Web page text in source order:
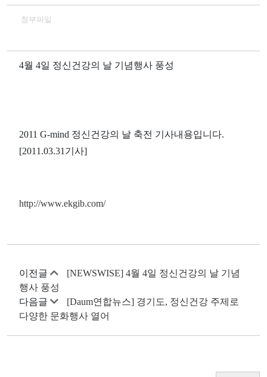
첨부파일
4월 4일 정신건강의 날 기념행사 풍성
2011 G-mind 정신건강의 날 축전 기사내용입니다.
[2011.03.31기사]
http://www.ekgib.com/
이전글
[NEWSWISE] 4월 4일 정신건강의 날 기념
행사 풍성
다음글
[Daum연합뉴스] 경기도, 정신건강 주제로
다양한 문화행사 열어